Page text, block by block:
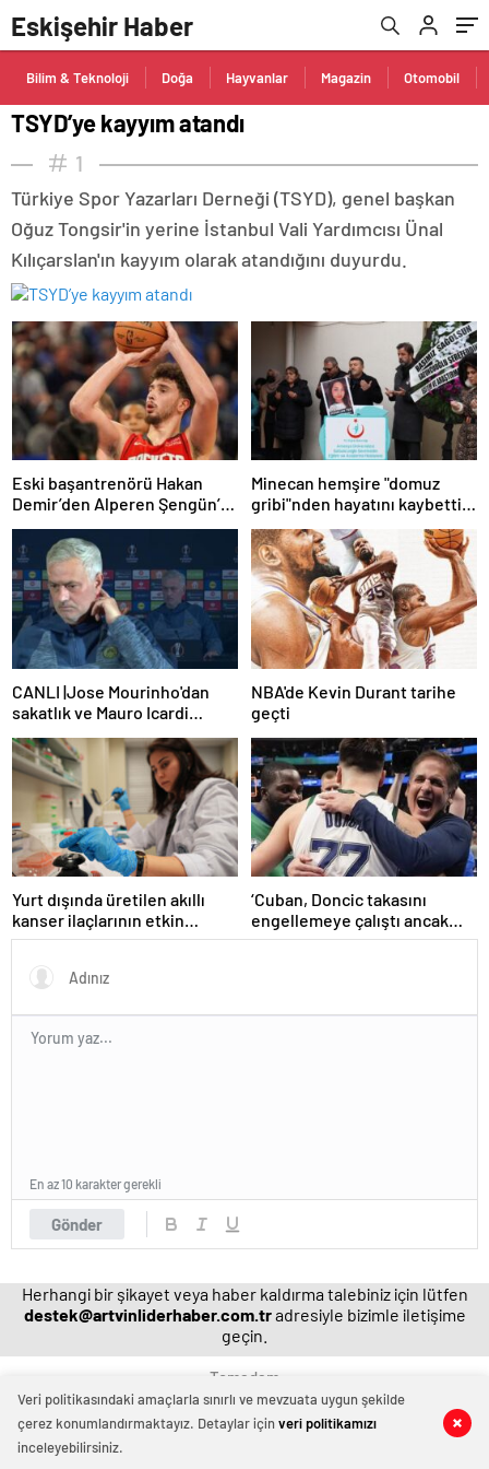
Eskişehir Haber
Bilim & Teknoloji Doğa Hayvanlar Magazin Otomobil
TSYD’ye kayyım atandı
1
Türkiye Spor Yazarları Derneği (TSYD), genel başkan
Oğuz Tongsir'in yerine İstanbul Vali Yardımcısı Ünal
Kılıçarslan'ın kayyım olarak atandığını duyurdu.
0 0
Eski başantrenörü Hakan
Demir’den Alperen Şengün’e
övgü
Minecan hemşire "domuz
gribi"nden hayatını kaybetti –
Haberler | Sağlık Haberleri
CANLI |Jose Mourinho'dan
sakatlık ve Mauro Icardi
NBA'de Kevin Durant tarihe
geçti
Yurt dışında üretilen akıllı
kanser ilaçlarının etkin
maddesi yerli imkanlarla
‘Cuban, Doncic takasını
engellemeye çalıştı ancak
geç kaldı’ iddiası! NBA
Gönder
En az 10 karakter gerekli
Herhangi bir şikayet veya haber kaldırma talebiniz için lütfen
destek@artvinliderhaber.com.tradresiyle bizimle iletişime
geçin.
Temadam
Veri politikasındaki amaçlarla sınırlı ve mevzuata uygun şekilde
çerez konumlandırmaktayız. Detaylar içinveri politikamızı
inceleyebilirsiniz.